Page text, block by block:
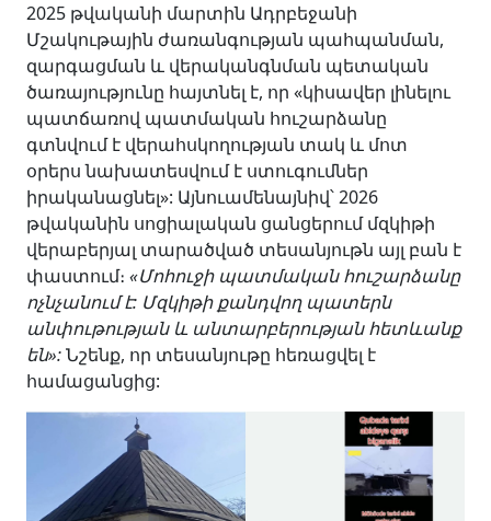
2025 թվականի մարտին Ադրբեջանի
Մշակութային ժառանգության պահպանման,
զարգացման և վերականգնման պետական
ծառայությունը հայտնել է, որ «կիսավեր լինելու
պատճառով պատմական հուշարձանը
գտնվում է վերահսկողության տակ և մոտ
օրերս նախատեսվում է ստուգումներ
իրականացնել»: Այնուամենայնիվ՝ 2026
թվականին սոցիալական ցանցերում մզկիթի
վերաբերյալ տարածված տեսանյութն այլ բան է
փաստում։ «Մոհուջի պատմական հուշարձանը
ոչնչանում է: Մզկիթի քանդվող պատերն
անփութության և անտարբերության հետևանք
են»:Նշենք, որ տեսանյութը հեռացվել է
համացանցից: